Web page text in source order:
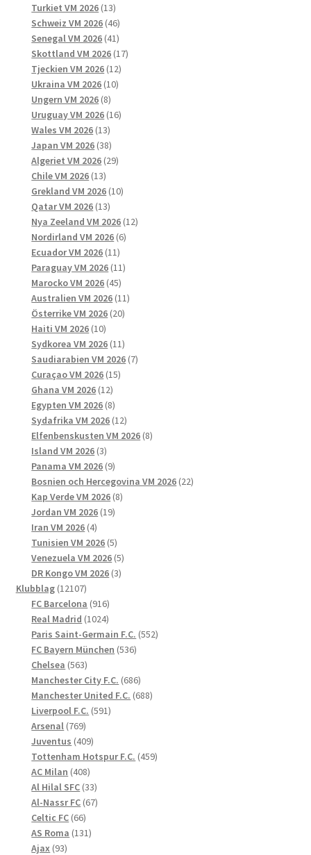
produkter
Turkiet VM 2026 1313
produkter
Schweiz VM 2026 4646
produkter
Senegal VM 2026 4141
produkter
Skottland VM 2026 1717
Tjeckien VM 2026 1212
Ukraina VM 2026 1010
Ungern VM 2026 88
produkter
Uruguay VM 2026 1616
Wales VM 2026 1313
produkter
Japan VM 2026 3838
produkter
Algeriet VM 2026 2929
Chile VM 2026 1313
produkter
Grekland VM 2026 1010
Qatar VM 2026 1313
produkter
Nya Zeeland VM 2026 1212
Nordirland VM 2026 66
Ecuador VM 2026 1111
produkter
Paraguay VM 2026 1111
Marocko VM 2026 4545
produkter
Australien VM 2026 1111
Österrike VM 2026 2020
Haiti VM 2026 1010
produkter
Sydkorea VM 2026 1111
produkter
Saudiarabien VM 2026 77
Curaçao VM 2026 1515
Ghana VM 2026 1212
produkter
Egypten VM 2026 88
produkter
Sydafrika VM 2026 1212
produkter
Elfenbenskusten VM 2026 88
Island VM 2026 33
produkter
Panama VM 2026 99
produkter
Bosnien och Hercegovina VM 2026 2222
Kap Verde VM 2026 88
Jordan VM 2026 1919
Iran VM 2026 44
produkter
Tunisien VM 2026 55
produkter
Venezuela VM 2026 55
DR Kongo VM 2026 33
Klubblag 1210712107
produkter
FC Barcelona 916916
produkter
Real Madrid 10241024
produkter
Paris Saint-Germain F.C. 552552
FC Bayern München 536536
Chelsea 563563
produkter
Manchester City F.C. 686686
produkter
Manchester United F.C. 688688
Liverpool F.C. 591591
Arsenal 769769
produkter
Juventus 409409
produkter
Tottenham Hotspur F.C. 459459
AC Milan 408408
produkter
Al Hilal SFC 3333
produkter
Al-Nassr FC 6767
Celtic FC 6666
produkter
AS Roma 131131
Ajax 9393